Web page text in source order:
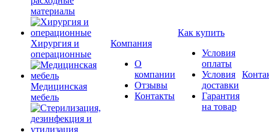
материалы
Хирургия и
операционные
Медицинская
мебель
Компания
О
компании
Отзывы
Контакты
Как купить
Условия
оплаты
Условия
доставки
Гарантия
на товар